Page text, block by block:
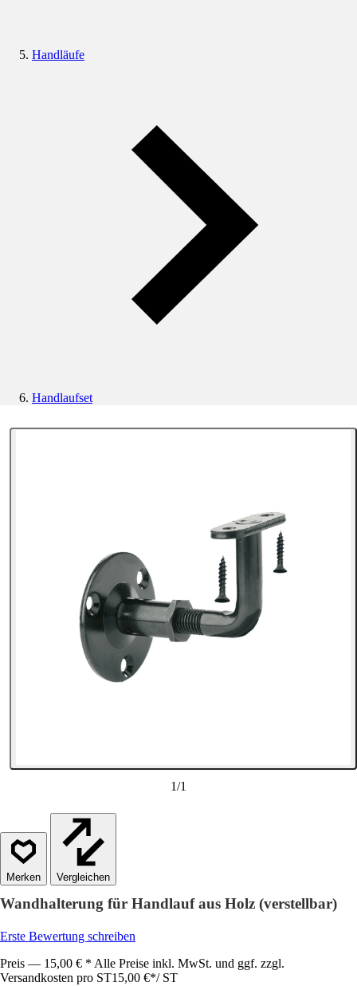
Handläufe
Handlaufset
1/1
Vergleichen
Wandhalterung für Handlauf aus Holz (verstellbar)
Erste Bewertung schreiben
Preis — 15,00 € * Alle Preise inkl. MwSt. und ggf. zzgl.
Versandkosten pro ST15,00 €*/ ST